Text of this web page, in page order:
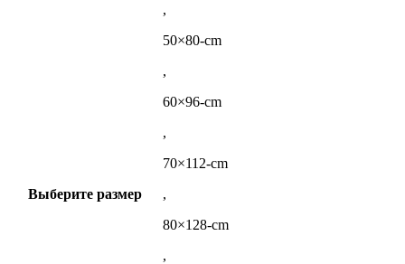
Выберите размер
,
50×80-cm
,
60×96-cm
,
70×112-cm
,
80×128-cm
,